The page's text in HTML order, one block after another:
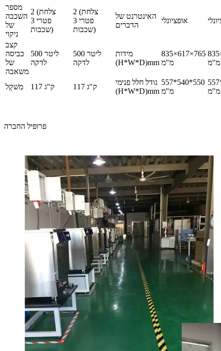
מספר
השכבה
של
ניקוי
2 (צלחת
פטרי 3
שכבות)
2 (צלחת
פטרי 3
שכבות)
האינטרנט של
הדברים
אופציונלי
קצב
כביסה
של
משאבה
500 ליטר
לדקה
500 ליטר
לדקה
מידות
(H*W*D)mm
835×617×765
מ"מ
מ"מ
מִשׁקָל 117 ק"ג 117 ק"ג
גודל חלל פנימי
(H*W*D)mm
557*540*550
מ"מ
מ"מ
פרופיל החברה